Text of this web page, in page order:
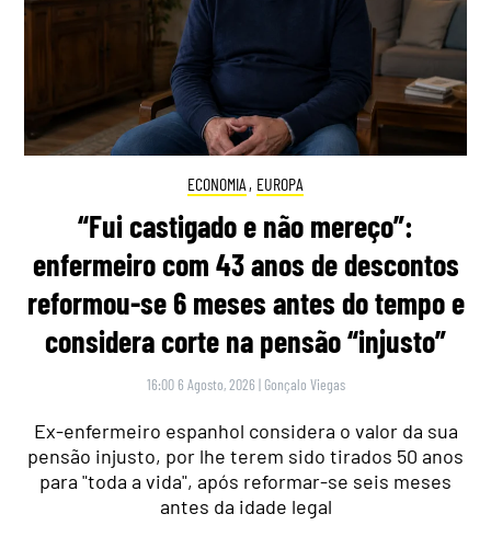
ECONOMIA , EUROPA
“Fui castigado e não mereço”:
enfermeiro com 43 anos de descontos
reformou-se 6 meses antes do tempo e
considera corte na pensão “injusto”
16:00 6 Agosto, 2026 | Gonçalo Viegas
Ex-enfermeiro espanhol considera o valor da sua
pensão injusto, por lhe terem sido tirados 50 anos
para "toda a vida", após reformar-se seis meses
antes da idade legal